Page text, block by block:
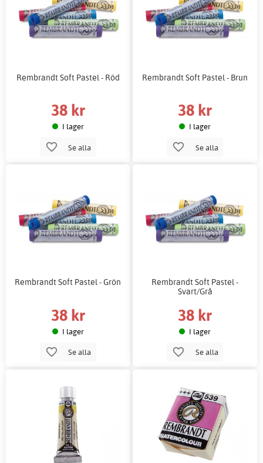
Rembrandt Soft Pastel - Röd
38 kr
I lager
Se alla
Rembrandt Soft Pastel - Brun
38 kr
I lager
Se alla
Rembrandt Soft Pastel - Grön
38 kr
I lager
Se alla
Rembrandt Soft Pastel -
Svart/Grå
38 kr
I lager
Se alla